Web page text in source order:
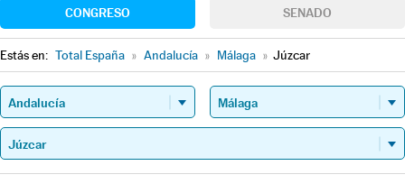
CONGRESO SENADO
Estás en: Total España » Andalucía » Málaga » Júzcar